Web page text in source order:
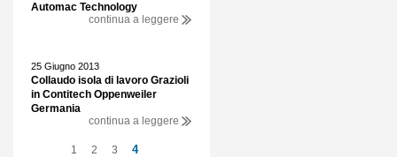
Automac Technology
continua a leggere
25 Giugno 2013
Collaudo isola di lavoro Grazioli
in Contitech Oppenweiler
Germania
continua a leggere
1 2 3 4